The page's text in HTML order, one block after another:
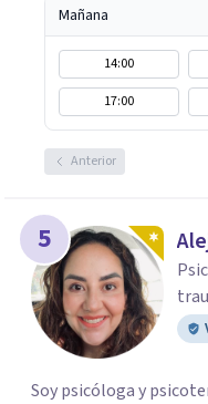
Mañana
14:00
17:00
Anterior
5
Soy psicóloga y